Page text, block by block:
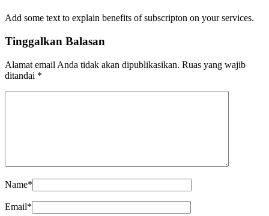
Add some text to explain benefits of subscripton on your services.
Tinggalkan Balasan
Alamat email Anda tidak akan dipublikasikan. Ruas yang wajib
ditandai *
Name*
Email*